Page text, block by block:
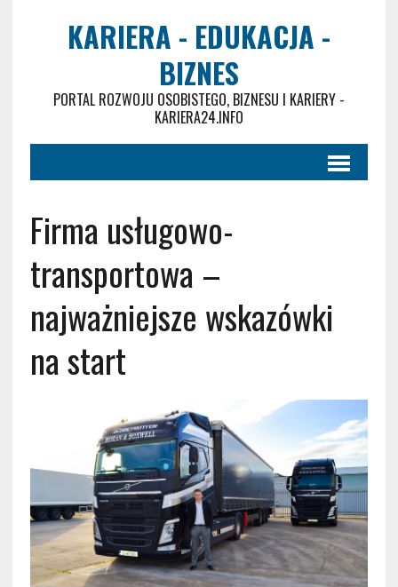
KARIERA - EDUKACJA -
BIZNES
PORTAL ROZWOJU OSOBISTEGO, BIZNESU I KARIERY -
KARIERA24.INFO
Firma usługowo-
transportowa –
najważniejsze wskazówki
na start